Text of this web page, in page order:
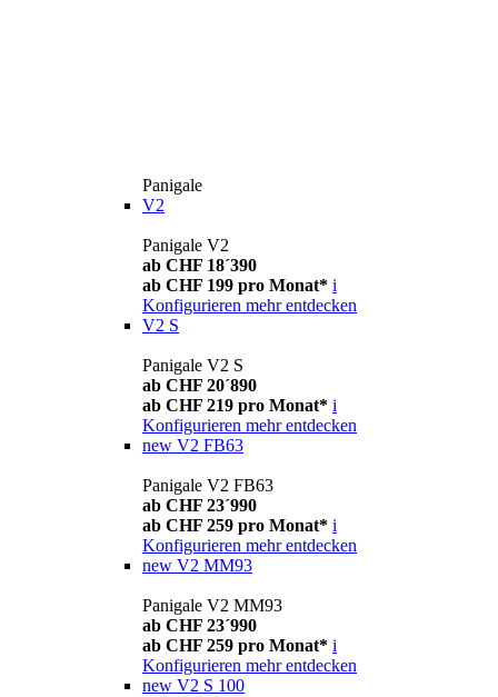
Panigale
V2
Panigale V2
ab CHF 18´390
ab CHF 199 pro Monat* i
Konfigurieren mehr entdecken
V2 S
Panigale V2 S
ab CHF 20´890
ab CHF 219 pro Monat* i
Konfigurieren mehr entdecken
new V2 FB63
Panigale V2 FB63
ab CHF 23´990
ab CHF 259 pro Monat* i
Konfigurieren mehr entdecken
new V2 MM93
Panigale V2 MM93
ab CHF 23´990
ab CHF 259 pro Monat* i
Konfigurieren mehr entdecken
new V2 S 100